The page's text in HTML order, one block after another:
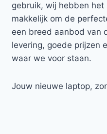
gebruik, wij hebben het
makkelijk om de
een breed aanbod van
levering, goede prijzen
waar we voor staan.
Jouw nieuwe laptop,